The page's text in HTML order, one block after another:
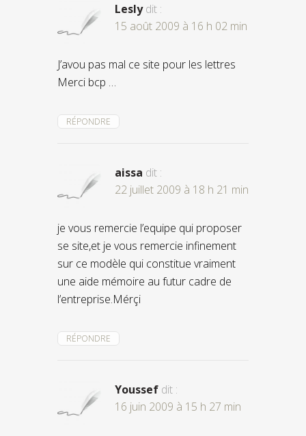
Lesly dit :
15 août 2009 à 16 h 02 min
J’avou pas mal ce site pour les lettres
Merci bcp …
RÉPONDRE
aissa dit :
22 juillet 2009 à 18 h 21 min
je vous remercie l’equipe qui proposer
se site,et je vous remercie infinement
sur ce modèle qui constitue vraiment
une aide mémoire au futur cadre de
l’entreprise.Mérçi
RÉPONDRE
Youssef dit :
16 juin 2009 à 15 h 27 min